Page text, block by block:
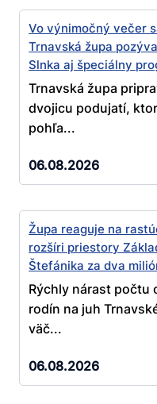
Vo výnimočný večer
Trnavská župa
Slnka aj špeciálny
Trnavská župa
dvojicu podujatí,
pohľa...
06.08.2026
Župa reaguje na
rozšíri priestory
Štefánika za dva
Rýchly nárast počtu
rodín na juh
väč...
06.08.2026